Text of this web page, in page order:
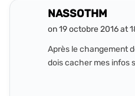
NASSOTHM
on 19 octobre 2016 at
Après le changement
dois cacher mes infos